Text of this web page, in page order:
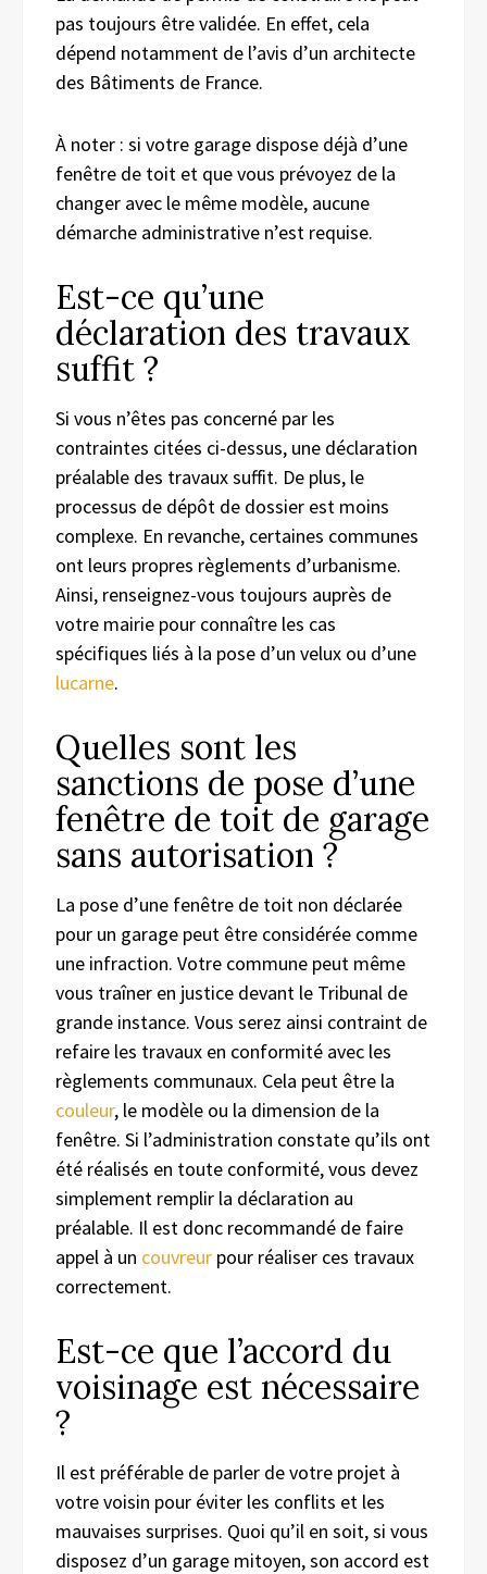
pas toujours être validée. En effet, cela
dépend notamment de l’avis d’un architecte
des Bâtiments de France.
À noter : si votre garage dispose déjà d’une
fenêtre de toit et que vous prévoyez de la
changer avec le même modèle, aucune
démarche administrative n’est requise.
Est-ce qu’une
déclaration des travaux
suffit ?
Si vous n’êtes pas concerné par les
contraintes citées ci-dessus, une déclaration
préalable des travaux suffit. De plus, le
processus de dépôt de dossier est moins
complexe. En revanche, certaines communes
ont leurs propres règlements d’urbanisme.
Ainsi, renseignez-vous toujours auprès de
votre mairie pour connaître les cas
spécifiques liés à la pose d’un velux ou d’une
lucarne.
Quelles sont les
sanctions de pose d’une
fenêtre de toit de garage
sans autorisation ?
La pose d’une fenêtre de toit non déclarée
pour un garage peut être considérée comme
une infraction. Votre commune peut même
vous traîner en justice devant le Tribunal de
grande instance. Vous serez ainsi contraint de
refaire les travaux en conformité avec les
règlements communaux. Cela peut être la
couleur, le modèle ou la dimension de la
fenêtre. Si l’administration constate qu’ils ont
été réalisés en toute conformité, vous devez
simplement remplir la déclaration au
préalable. Il est donc recommandé de faire
appel à un couvreur pour réaliser ces travaux
correctement.
Est-ce que l’accord du
voisinage est nécessaire
?
Il est préférable de parler de votre projet à
votre voisin pour éviter les conflits et les
mauvaises surprises. Quoi qu’il en soit, si vous
disposez d’un garage mitoyen, son accord est